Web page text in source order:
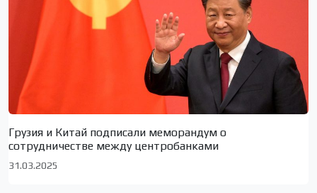
Грузия и Китай подписали меморандум о
сотрудничестве между центробанками
31.03.2025